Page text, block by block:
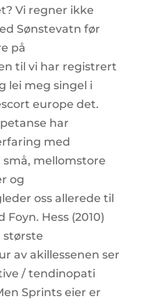
Vi regner ikke
Sønstevatn før
på
til vi har registrert
lei meg singel i
europe det.
har
med
mellomstore
og
oss allerede til
Hess (2010)
største
av akillessenen ser
/ tendinopati
Sprints eier er